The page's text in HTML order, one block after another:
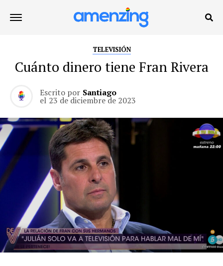
TELEVISIÓN
Cuánto dinero tiene Fran Rivera
Escrito por Santiago
el 23 de diciembre de 2023